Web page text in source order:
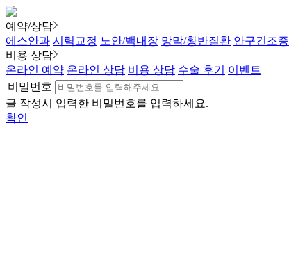
예약/상담
에스안과 시력교정 노안/백내장 망막/황반질환 안구건조증
비용 상담
온라인 예약 온라인 상담 비용 상담 수술 후기
이벤트
비밀번호
글 작성시 입력한 비밀번호를 입력하세요.
확인